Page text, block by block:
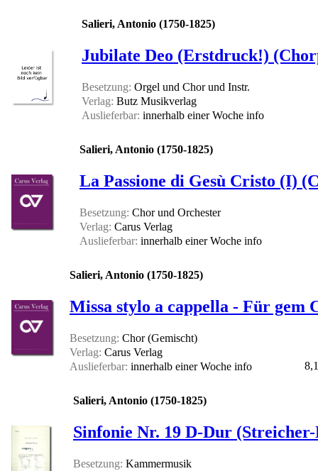
Salieri, Antonio (1750-1825)
Jubilate Deo (Erstdruck!)
Besetzung: Orgel und Chor und Instr.
Verlag: Butz Musikverlag
Auslieferbar: innerhalb einer Woche info
Salieri, Antonio (1750-1825)
La Passione di Gesù Cristo (I)
Besetzung: Chor und Orchester
Verlag: Carus Verlag
Auslieferbar: innerhalb einer Woche info
Salieri, Antonio (1750-1825)
Missa stylo a cappella - Für
Besetzung: Chor (Gemischt)
Verlag: Carus Verlag
Auslieferbar: innerhalb einer Woche info
Salieri, Antonio (1750-1825)
Sinfonie Nr. 19 D-Dur
Besetzung: Kammermusik